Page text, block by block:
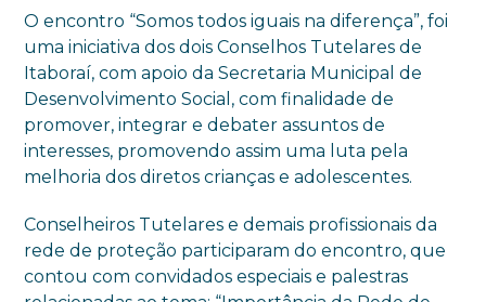
O encontro “Somos todos iguais na diferença”, foi
uma iniciativa dos dois Conselhos Tutelares de
Itaboraí, com apoio da Secretaria Municipal de
Desenvolvimento Social, com finalidade de
promover, integrar e debater assuntos de
interesses, promovendo assim uma luta pela
melhoria dos diretos crianças e adolescentes.
Conselheiros Tutelares e demais profissionais da
rede de proteção participaram do encontro, que
contou com convidados especiais e palestras